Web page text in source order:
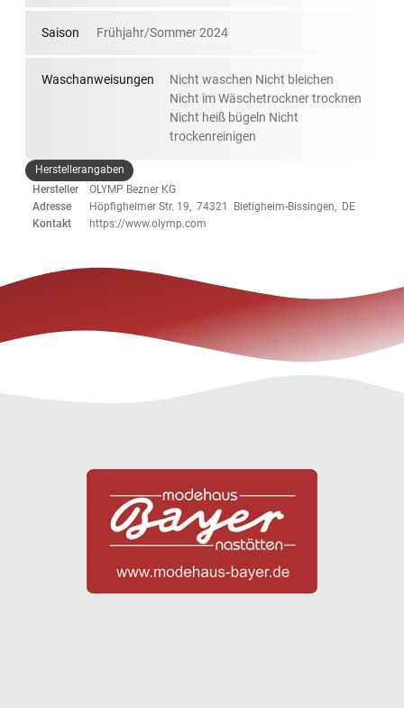
Saison Frühjahr/Sommer 2024
Waschanweisungen
Nicht waschen Nicht bleichen
Nicht im Wäschetrockner trocknen
Nicht heiß bügeln Nicht
trockenreinigen
Herstellerangaben
Hersteller
OLYMP Bezner KG
Adresse
Höpfigheimer Str. 19, 74321 Bietigheim-Bissingen, DE
Kontakt
https://www.olymp.com